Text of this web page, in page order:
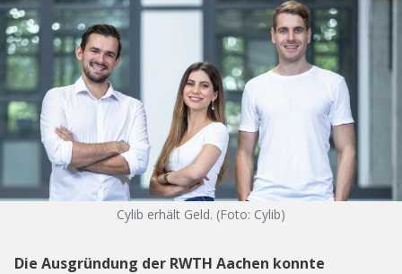
Cylib erhält Geld. (Foto: Cylib)
Die Ausgründung der RWTH Aachen konnte